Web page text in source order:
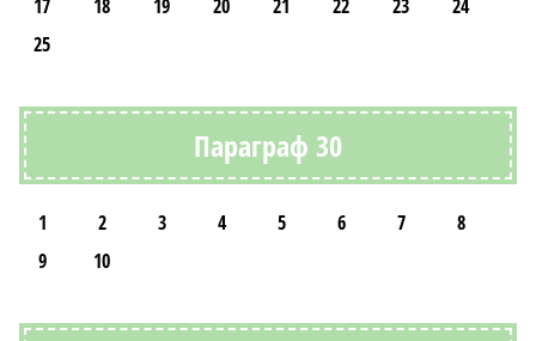
17 18 19 20 21 22 23
24
25
Параграф 30
1 2 3 4 5 6 7
8
9
10